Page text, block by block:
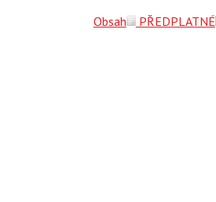
Obsah PŘEDPLATNÉ